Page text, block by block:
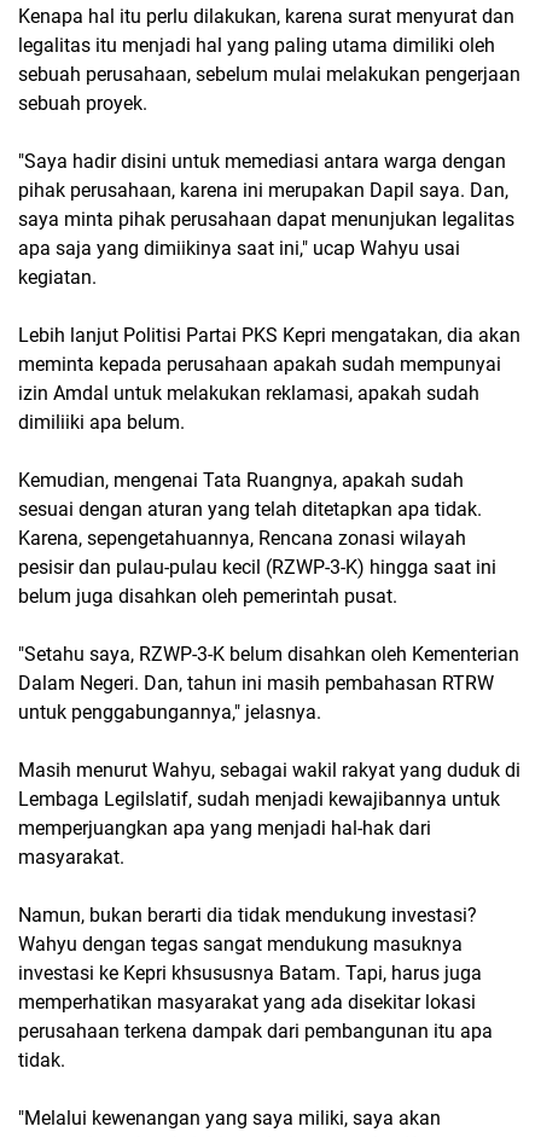
Kenapa hal itu perlu dilakukan, karena surat menyurat dan
legalitas itu menjadi hal yang paling utama dimiliki oleh
sebuah perusahaan, sebelum mulai melakukan pengerjaan
sebuah proyek.
"Saya hadir disini untuk memediasi antara warga dengan
pihak perusahaan, karena ini merupakan Dapil saya. Dan,
saya minta pihak perusahaan dapat menunjukan legalitas
apa saja yang dimiikinya saat ini," ucap Wahyu usai
kegiatan.
Lebih lanjut Politisi Partai PKS Kepri mengatakan, dia akan
meminta kepada perusahaan apakah sudah mempunyai
izin Amdal untuk melakukan reklamasi, apakah sudah
dimiliiki apa belum.
Kemudian, mengenai Tata Ruangnya, apakah sudah
sesuai dengan aturan yang telah ditetapkan apa tidak.
Karena, sepengetahuannya, Rencana zonasi wilayah
pesisir dan pulau-pulau kecil (RZWP-3-K) hingga saat ini
belum juga disahkan oleh pemerintah pusat.
"Setahu saya, RZWP-3-K belum disahkan oleh Kementerian
Dalam Negeri. Dan, tahun ini masih pembahasan RTRW
untuk penggabungannya," jelasnya.
Masih menurut Wahyu, sebagai wakil rakyat yang duduk di
Lembaga Legilslatif, sudah menjadi kewajibannya untuk
memperjuangkan apa yang menjadi hal-hak dari
masyarakat.
Namun, bukan berarti dia tidak mendukung investasi?
Wahyu dengan tegas sangat mendukung masuknya
investasi ke Kepri khsususnya Batam. Tapi, harus juga
memperhatikan masyarakat yang ada disekitar lokasi
perusahaan terkena dampak dari pembangunan itu apa
tidak.
"Melalui kewenangan yang saya miliki, saya akan